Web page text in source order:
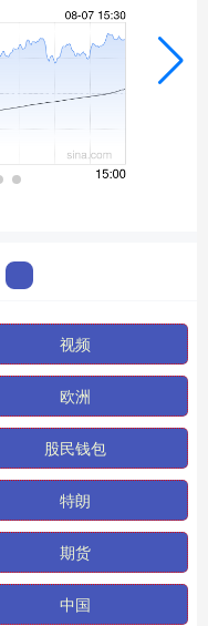
视频
欧洲
股民钱包
特朗
期货
中国